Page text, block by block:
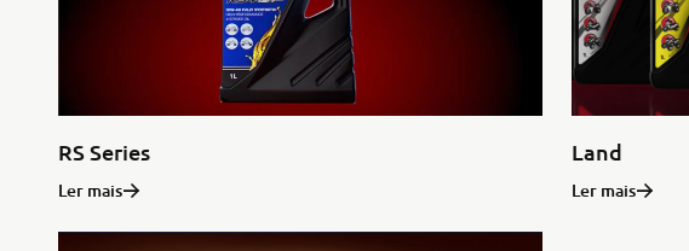
RS Series
Ler mais
Land
Ler mais